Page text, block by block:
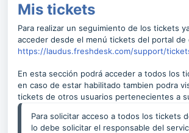
Mis tickets
Para realizar un seguimiento de los tickets
acceder desde el menú tickets del portal de
https://laudus.freshdesk.com/support/
En esta sección podrá acceder a todos los
en caso de estar habilitado tambien podra
tickets de otros usuarios pertenecientes a
Para solicitar acceso a todos los tickets
lo debe solicitar el responsable del